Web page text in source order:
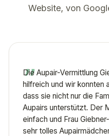
Website, von
„
Die Aupair-Vermittlung
hilfreich und wir konnten
dass sie nicht nur die
Aupairs unterstützt. Der
einfach und Frau
sehr tolles